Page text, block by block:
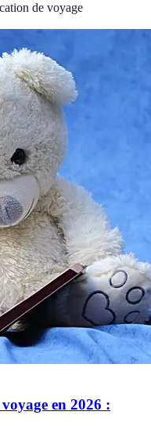
de voyage
en 2026 :